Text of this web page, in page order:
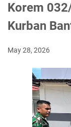
Korem
Kurban
May 28, 2026